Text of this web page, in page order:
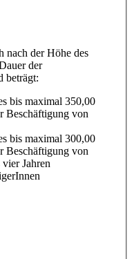
nach der Höhe des
der
beträgt:
bis maximal 350,00
Beschäftigung von
bis maximal 300,00
Beschäftigung von
Jahren